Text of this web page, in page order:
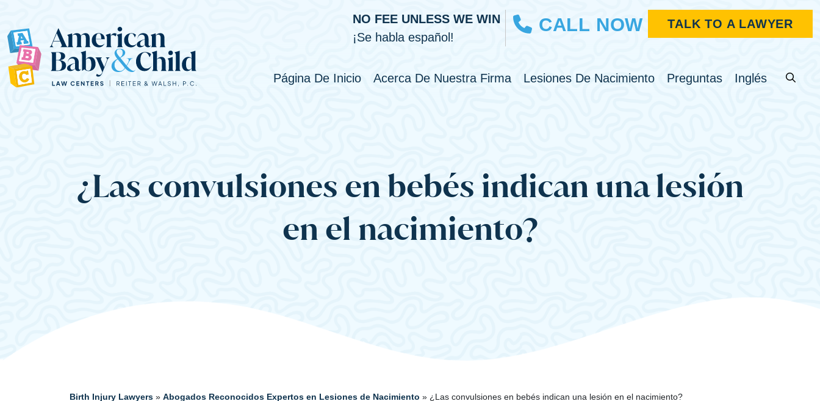
Main Navigation
NO FEE UNLESS WE WIN
¡Se habla español!
CALL NOW TALK TO A LAWYER
Página De Inicio Acerca De Nuestra Firma Toggle Menu
Lesiones De Nacimiento Toggle Menu
Preguntas Toggle Menu
Inglés Search
¿Las convulsiones en bebés indican una lesión
en el nacimiento?
Birth Injury Lawyers » Abogados Reconocidos Expertos en Lesiones de Nacimiento » ¿Las convulsiones en bebés indican una lesión en el nacimiento?